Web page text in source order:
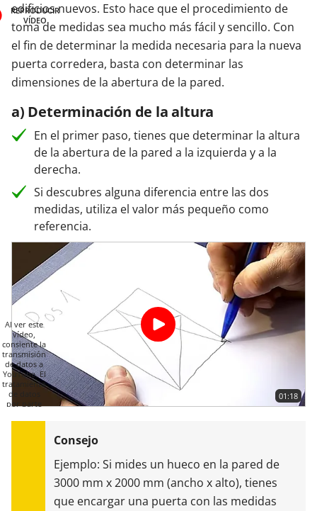
REPRODUCIR
VÍDEO
edificios nuevos. Esto hace que el procedimiento de
toma de medidas sea mucho más fácil y sencillo. Con
el fin de determinar la medida necesaria para la nueva
puerta corredera, basta con determinar las
dimensiones de la abertura de la pared.
a) Determinación de la altura
En el primer paso, tienes que determinar la altura
de la abertura de la pared a la izquierda y a la
derecha.
Si descubres alguna diferencia entre las dos
medidas, utiliza el valor más pequeño como
referencia.
Al ver este
vídeo,
consiente la
transmisión
de datos a
YouTube. El
tratamiento
de datos
por parte
se rige por
REPRODUCIR
01:18
Ejemplo: Si mides un hueco en la pared de
3000 mm x 2000 mm (ancho x alto), tienes
que encargar una puerta con las medidas